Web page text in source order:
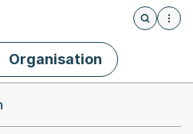
Öffnet
Organisation